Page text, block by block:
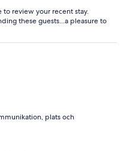
review your recent stay.
these guests...a pleasure to
plats och